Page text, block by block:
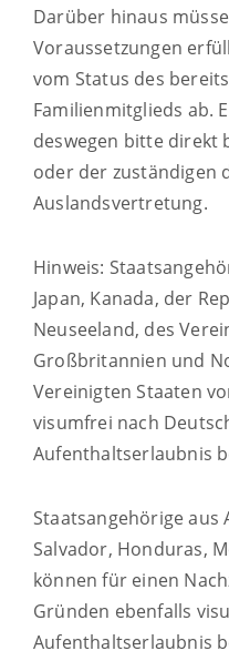
Darüber hinaus
Voraussetzungen
vom Status des
Familienmitglieds ab.
deswegen bitte direkt
oder der zuständigen
Auslandsvertretung.
Hinweis:
Japan, Kanada, der
Neuseeland, des
Großbritannien und
Vereinigten Staaten
visumfrei nach
Aufenthaltserlaubnis
Staatsangehörige aus
Salvador, Honduras,
können für einen
Gründen ebenfalls
Aufenthaltserlaubnis